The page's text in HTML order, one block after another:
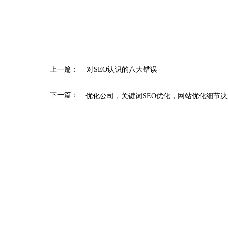
上一篇： ​对SEO认识的八大错误
下一篇： 优化公司，关键词SEO优化，网站优化细节